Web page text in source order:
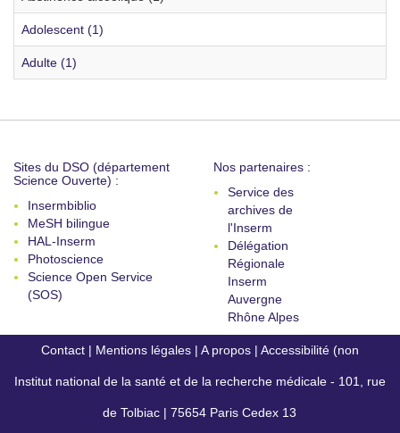
Adolescent (1)
Adulte (1)
Sites du DSO (département
Science Ouverte) :
Insermbiblio
MeSH bilingue
HAL-Inserm
Photoscience
Science Open Service
(SOS)
Nos partenaires :
Service des
archives de
l'Inserm
Délégation
Régionale
Inserm
Auvergne
Rhône Alpes
Contact | Mentions légales | A propos | Accessibilité (non
conforme)
Institut national de la santé et de la recherche médicale - 101, rue
de Tolbiac | 75654 Paris Cedex 13